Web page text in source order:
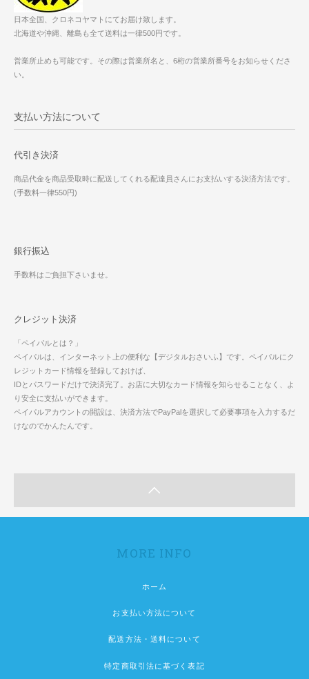
日本全国、クロネコヤマトにてお届け致します。
北海道や沖縄、離島も全て送料は一律500円です。
営業所止めも可能です。その際は営業所名と、6桁の営業所番号をお知らせくださ
い。
支払い方法について
代引き決済
商品代金を商品受取時に配送してくれる配達員さんにお支払いする決済方法です。
(手数料一律550円)
銀行振込
手数料はご負担下さいませ。
クレジット決済
「ペイパルとは？」
ペイパルは、インターネット上の便利な【デジタルおさいふ】です。ペイパルにク
レジットカード情報を登録しておけば、
IDとパスワードだけで決済完了。お店に大切なカード情報を知らせることなく、よ
り安全に支払いができます。
ペイパルアカウントの開設は、決済方法でPayPalを選択して必要事項を入力するだ
けなのでかんたんです。
MORE INFO
ホーム
お支払い方法について
配送方法・送料について
特定商取引法に基づく表記